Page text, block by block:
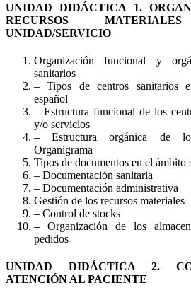
UNIDAD DIDÁCTICA 1.
RECURSOS
UNIDAD/SERVICIO
Organización funcional y
sanitarios
– Tipos de centros sanitarios
español
– Estructura funcional de los
y/o servicios
– Estructura orgánica de
Organigrama
Tipos de documentos en el ámbito
– Documentación sanitaria
– Documentación administrativa
Gestión de los recursos materiales
– Control de stocks
– Organización de los
pedidos
UNIDAD DIDÁCTICA 2.
ATENCIÓN AL PACIENTE